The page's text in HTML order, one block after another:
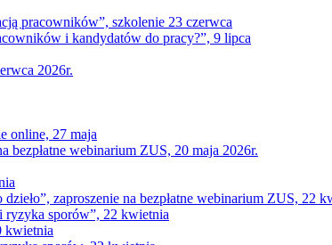
pracowników”, szkolenie 23 czerwca
i kandydatów do pracy?”, 9 lipca
2026r.
online, 27 maja
bezpłatne webinarium ZUS, 20 maja 2026r.
zaproszenie na bezpłatne webinarium ZUS, 22
ryzyka sporów”, 22 kwietnia
kwietnia